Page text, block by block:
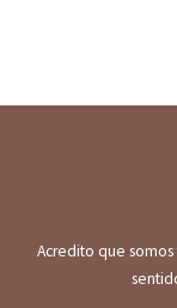
Acredito que